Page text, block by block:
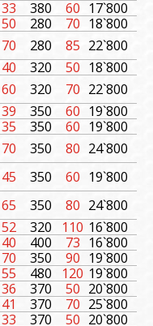
33 380 60 17`800
50 280 70 18`800
70 280 85 22`800
40 320 50 18`800
60 320 70 22`800
39 350 60 19`800
35 350 60 19`800
70 350 80 24`800
45 350 60 19`800
65 350 80 24`800
52 320 110 16`800
40 400 73 16`800
70 350 90 19`800
55 480 120 19`800
36 370 50 20`800
41 370 70 25`800
33 370 50 20`800